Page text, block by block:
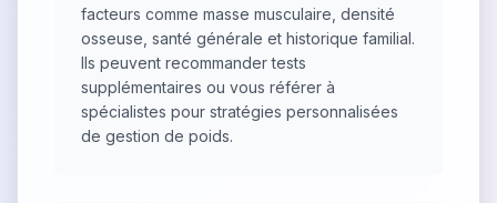
facteurs comme masse musculaire, densité
osseuse, santé générale et historique familial.
Ils peuvent recommander tests
supplémentaires ou vous référer à
spécialistes pour stratégies personnalisées
de gestion de poids.